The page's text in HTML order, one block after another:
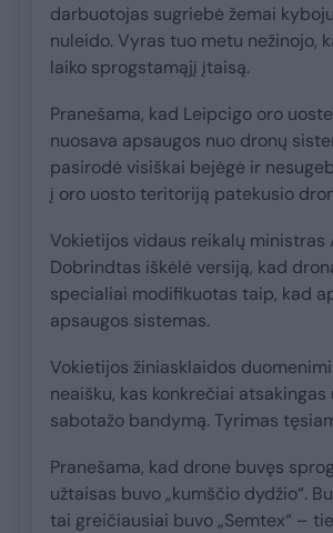
darbuotojas sugriebė žemai
nuleido. Vyras tuo metu nežinojo,
laiko sprogstamąjį įtaisą.
Pranešama, kad Leipcigo oro
nuosava apsaugos nuo dronų
pasirodė visiškai bejėgė ir
į oro uosto teritoriją patekusio
Vokietijos vidaus reikalų ministras
Dobrindtas iškėlė versiją, kad
specialiai modifikuotas taip, kad
apsaugos sistemas.
Vokietijos žiniasklaidos
neaišku, kas konkrečiai atsakingas
sabotažo bandymą. Tyrimas
Pranešama, kad drone buvęs
užtaisas buvo „kumščio dydžio“.
tai greičiausiai buvo „Semtex“ –